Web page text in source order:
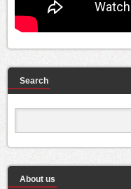
Search
About us